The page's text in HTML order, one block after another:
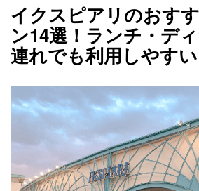
イクスピアリのおす
ン14選！ランチ・デ
連れでも利用しやす